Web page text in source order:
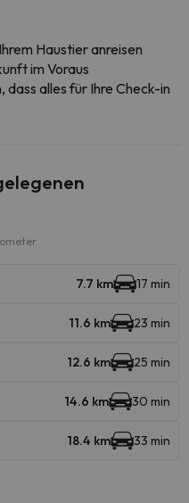
Haustier anreisen
im Voraus
alles für Ihre Check-in
7.7 km 17 min
11.6 km 23 min
12.6 km 25 min
14.6 km 30 min
18.4 km 33 min